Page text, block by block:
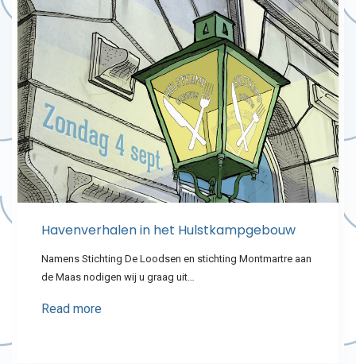
Havenverhalen in het Hulstkampgebouw
Namens Stichting De Loodsen en stichting Montmartre aan
de Maas nodigen wij u graag uit…
Read more